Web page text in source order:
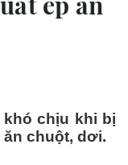
khó chịu khi bị
chuột, dơi.